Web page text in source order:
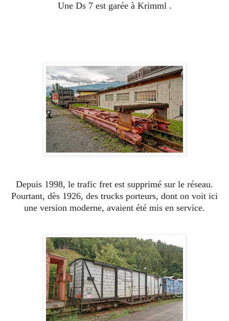
Une Ds 7 est garée à Krimml .
Depuis 1998, le trafic fret est supprimé sur le réseau.
Pourtant, dès 1926, des trucks porteurs, dont on voit ici
une version moderne, avaient été mis en service.